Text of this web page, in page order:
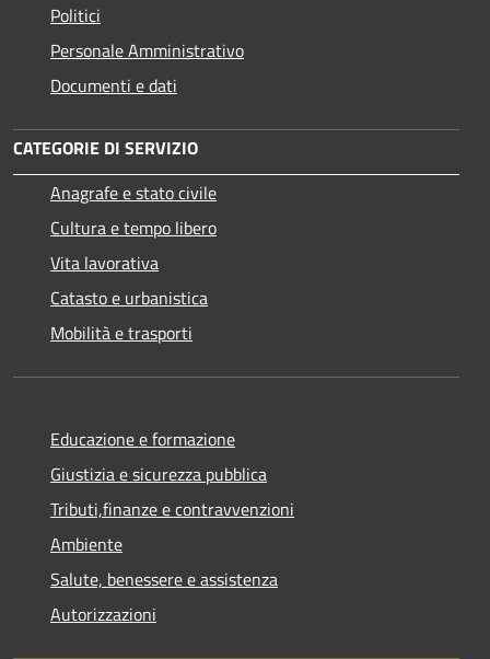
Politici
Personale Amministrativo
Documenti e dati
CATEGORIE DI SERVIZIO
Anagrafe e stato civile
Cultura e tempo libero
Vita lavorativa
Catasto e urbanistica
Mobilità e trasporti
Educazione e formazione
Giustizia e sicurezza pubblica
Tributi,finanze e contravvenzioni
Ambiente
Salute, benessere e assistenza
Autorizzazioni